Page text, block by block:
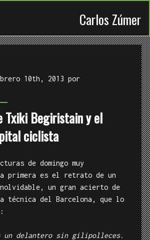
Carlos Zúmer
CONTACTO
TRABAJOS
QUIÉN
10th, 2013 por
Txiki Begiristain y el
ciclista
de domingo muy
primera es el retrato de un
un gran acierto de
técnica del Barcelona, que lo
un delantero sin gilipolleces.